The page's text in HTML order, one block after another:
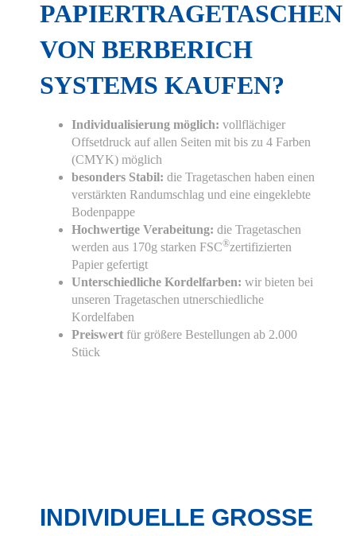
PAPIERTRAGETASCHEN
VON BERBERICH
SYSTEMS KAUFEN?
Individualisierung möglich: vollflächiger
Offsetdruck auf allen Seiten mit bis zu 4 Farben
(CMYK) möglich
besonders Stabil: die Tragetaschen haben einen
verstärkten Randumschlag und eine eingeklebte
Bodenpappe
Hochwertige Verabeitung: die Tragetaschen
werden aus 170g starken FSC®zertifizierten
Papier gefertigt
Unterschiedliche Kordelfarben: wir bieten bei
unseren Tragetaschen utnerschiedliche
Kordelfaben
Preiswert für größere Bestellungen ab 2.000
Stück
INDIVIDUELLE GROSSE
verwendeten Cookies. Sie können Ihre
Zustimmung geben oder sich weitere
Informationen anzeigen lassen.
Essenziell Statistiken
Funktionell Externe Medien
Alle Cookies akzeptieren
Auswahl bestätigen
Privatsphäre-Einstellungen